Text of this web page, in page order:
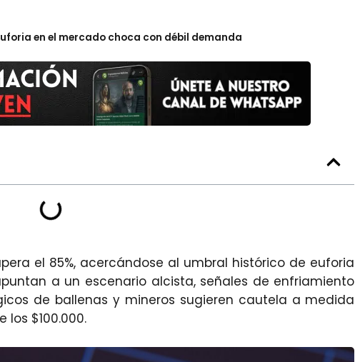
en el mercado choca con débil demanda
el 85%, acercándose al umbral histórico de euforia
a un escenario alcista, señales de enfriamiento
de ballenas y mineros sugieren cautela a medida
$100.000.